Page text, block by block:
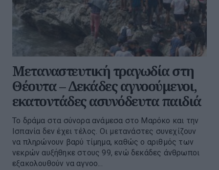
Μεταναστευτική τραγωδία στη
Θέουτα – Δεκάδες αγνοούμενοι,
εκατοντάδες ασυνόδευτα παιδιά
Το δράμα στα σύνορα ανάμεσα στο Μαρόκο και την
Ισπανία δεν έχει τέλος. Οι μετανάστες συνεχίζουν
να πληρώνουν βαρύ τίμημα, καθώς ο αριθμός των
νεκρών αυξήθηκε στους 99, ενώ δεκάδες άνθρωποι
εξακολουθούν να αγνοο...